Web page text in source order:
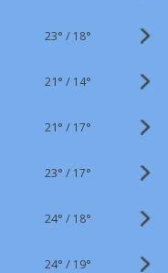
23° / 18°
21° / 14°
21° / 17°
23° / 17°
24° / 18°
24° / 19°